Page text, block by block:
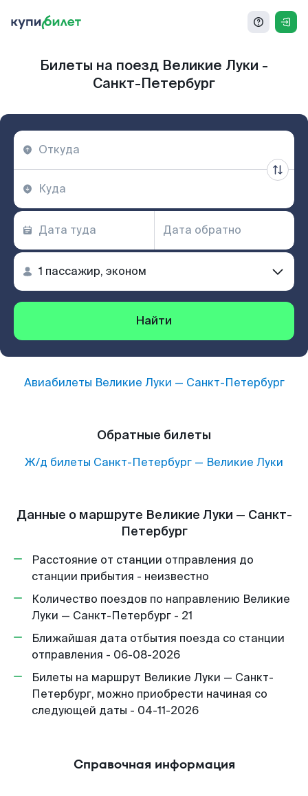
Билеты на поезд Великие Луки -
Санкт-Петербург
Найти
Авиабилеты Великие Луки — Санкт-Петербург
Обратные билеты
Ж/д билеты Санкт-Петербург — Великие Луки
Данные о маршруте Великие Луки — Санкт-
Петербург
Расстояние от станции отправления до
станции прибытия - неизвестно
Количество поездов по направлению Великие
Луки — Санкт-Петербург - 21
Ближайшая дата отбытия поезда со станции
отправления - 06-08-2026
Билеты на маршрут Великие Луки — Санкт-
Петербург, можно приобрести начиная со
следующей даты - 04-11-2026
Справочная информация